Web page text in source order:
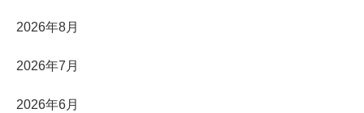
2026年8月
2026年7月
2026年6月